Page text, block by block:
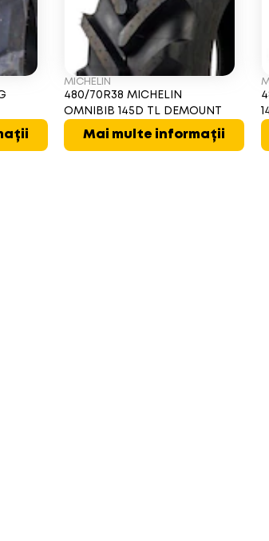
MICHELIN
480/70R38 MICHELIN
OMNIBIB 145D TL DEMOUNT
Mai multe informații